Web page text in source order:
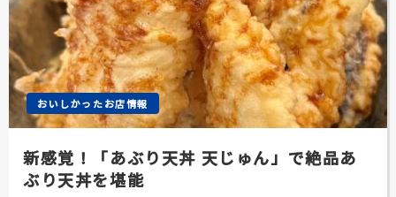
おいしかったお店情報
新感覚！「あぶり天丼 天じゅん」で絶品あ
ぶり天丼を堪能